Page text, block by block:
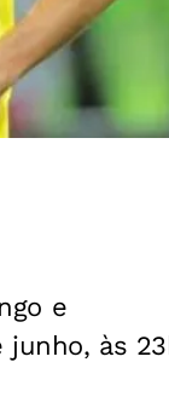
e
junho, às